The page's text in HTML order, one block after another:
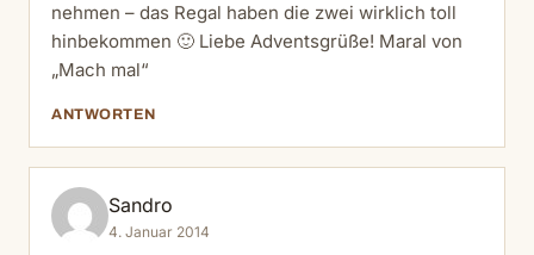
nehmen – das Regal haben die zwei wirklich toll
hinbekommen 🙂 Liebe Adventsgrüße! Maral von
„Mach mal“
ANTWORTEN
Sandro
4. Januar 2014